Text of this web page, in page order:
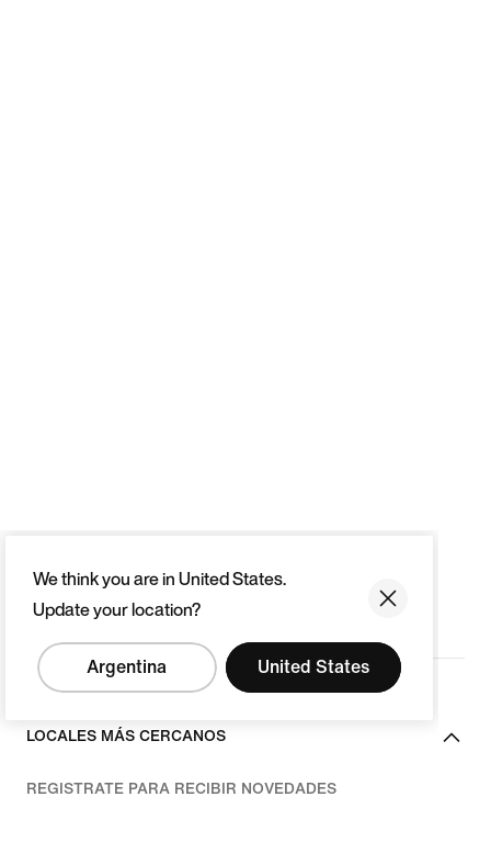
We think you are in United States.
Update your location?
Argentina United States
LOCALES MÁS CERCANOS
REGISTRATE PARA RECIBIR NOVEDADES